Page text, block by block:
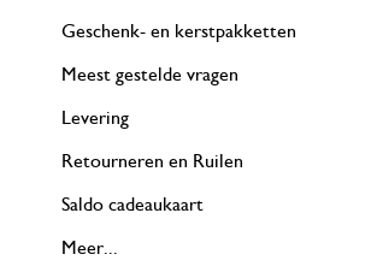
Geschenk- en kerstpakketten
Meest gestelde vragen
Levering
Retourneren en Ruilen
Saldo cadeaukaart
Meer...